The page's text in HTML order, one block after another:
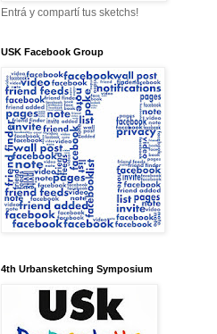
Entrá y compartí tus sketchs!
USK Facebook Group
4th Urbansketching Symposium